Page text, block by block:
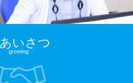
いさつ
greeting